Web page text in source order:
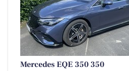
Mercedes EQE 350 350